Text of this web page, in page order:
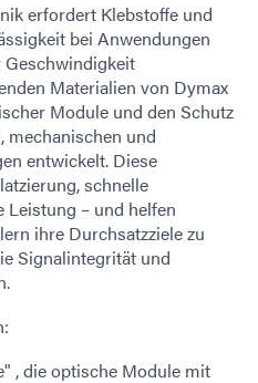
erfordert Klebstoffe und
bei Anwendungen
Materialien von Dymax
Module und den Schutz
mechanischen und
entwickelt. Diese
schnelle
– und helfen
ihre Durchsatzziele zu
Signalintegrität und
, die optische Module mit